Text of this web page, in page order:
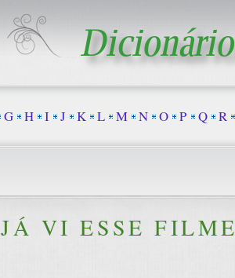
JÁ VI ESSE
G H I J K L M N O P Q R